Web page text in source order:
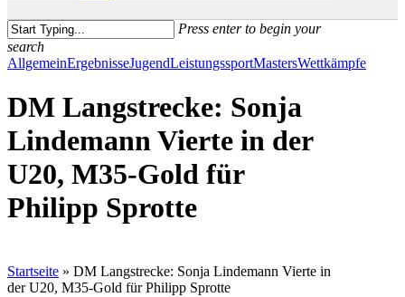
Press enter to begin your
search
Close
AllgemeinErgebnisseJugendLeistungssportMastersWettkämpfe
DM Langstrecke: Sonja
Lindemann Vierte in der
U20, M35-Gold für
Philipp Sprotte
Startseite » DM Langstrecke: Sonja Lindemann Vierte in
der U20, M35-Gold für Philipp Sprotte